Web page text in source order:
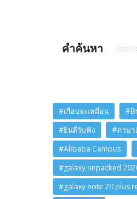
คำค้นหา
#เกือบจะเหมือน
#ยินดีรับฟัง
#ภาษา
#Alibaba Campus
#galaxy unpacked
#galaxy note 20 plus